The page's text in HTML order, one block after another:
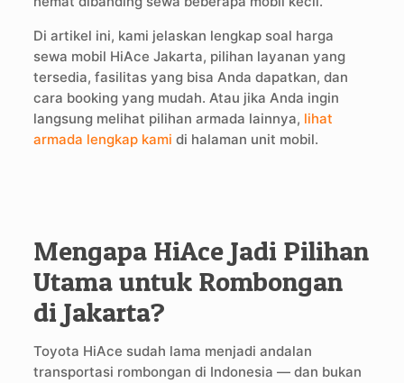
Di artikel ini, kami jelaskan lengkap soal harga
sewa mobil HiAce Jakarta, pilihan layanan yang
tersedia, fasilitas yang bisa Anda dapatkan, dan
cara booking yang mudah. Atau jika Anda ingin
langsung melihat pilihan armada lainnya, lihat
armada lengkap kami di halaman unit mobil.
Mengapa HiAce Jadi Pilihan
Utama untuk Rombongan
di Jakarta?
Toyota HiAce sudah lama menjadi andalan
transportasi rombongan di Indonesia — dan bukan